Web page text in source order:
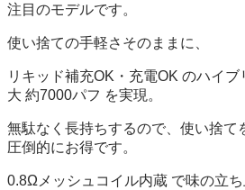
注目のモデルです。
使い捨ての手軽さそのままに、
リキッド補充OK・充電OK のハイ
大 約7000パフ を実現。
無駄なく長持ちするので、使い捨て
圧倒的にお得です。
0.8Ωメッシュコイル内蔵 で味の立